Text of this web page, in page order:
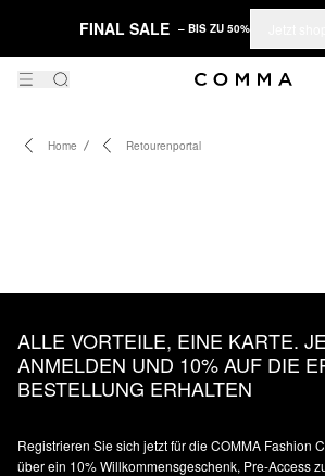
FINAL SALE – BIS ZU 50%
Home Retourenportal
ALLE VORTEILE, EINE KARTE.
ANMELDEN UND 10% AUF DIE
BESTELLUNG ERHALTEN
Registrieren Sie sich jetzt für die COMMA Fashion
über ein 10% Willkommensgeschenk, Pre-Access